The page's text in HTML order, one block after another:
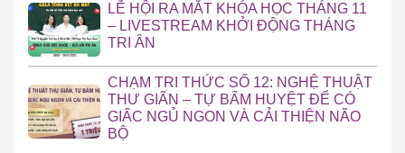
LỄ HỘI RA MẮT KHÓA HỌC THÁNG 11
– LIVESTREAM KHỞI ĐỘNG THÁNG
TRI ÂN
CHẠM TRI THỨC SỐ 12: NGHỆ THUẬT
THƯ GIÃN – TỰ BẤM HUYỆT ĐỂ CÓ
GIẤC NGỦ NGON VÀ CẢI THIỆN NÃO
BỘ